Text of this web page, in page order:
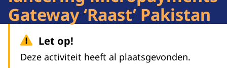
Gateway ‘Raast’ Pakistan
Let op!
Deze activiteit heeft al plaatsgevonden.